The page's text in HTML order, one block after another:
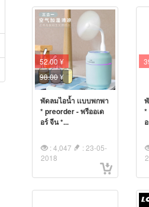
52.00 ¥
98.00¥
พัดลมไอน้ำ เเบบพกพา
* preorder - พรีออเด
อร์ จีน *...
: 4,047
: 23-05-
2018